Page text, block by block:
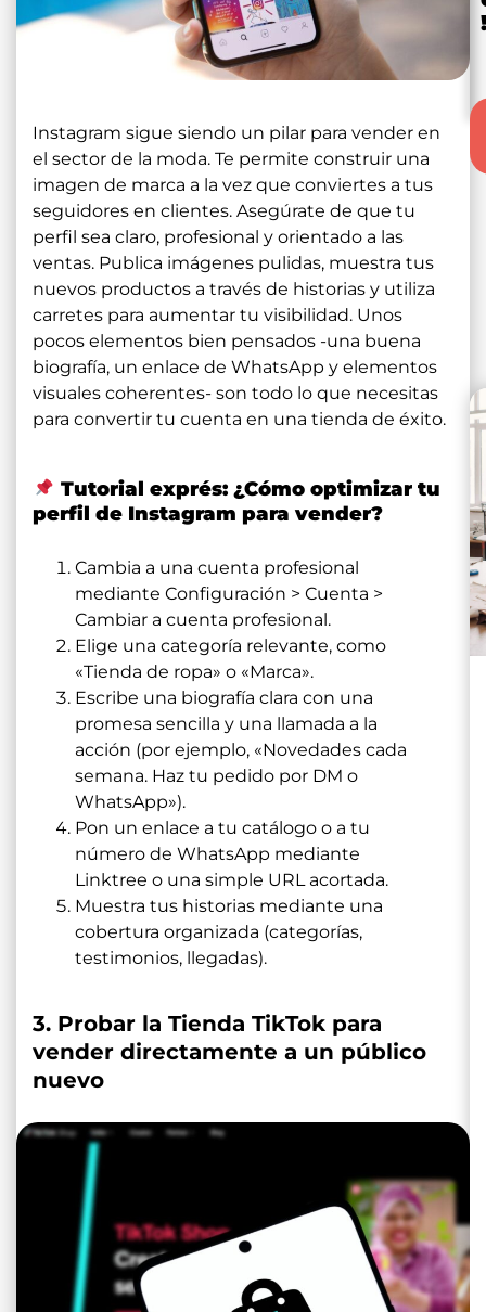
Instagram sigue siendo un pilar para vender en
el sector de la moda. Te permite construir una
imagen de marca a la vez que conviertes a tus
seguidores en clientes. Asegúrate de que tu
perfil sea claro, profesional y orientado a las
ventas. Publica imágenes pulidas, muestra tus
nuevos productos a través de historias y utiliza
carretes para aumentar tu visibilidad. Unos
pocos elementos bien pensados -una buena
biografía, un enlace de WhatsApp y elementos
visuales coherentes- son todo lo que necesitas
para convertir tu cuenta en una tienda de éxito.
Tutorial exprés: ¿Cómo optimizar tu
perfil de Instagram para vender?
Cambia a una cuenta profesional
mediante Configuración > Cuenta >
Cambiar a cuenta profesional.
Elige una categoría relevante, como
«Tienda de ropa» o «Marca».
Escribe una biografía clara con una
promesa sencilla y una llamada a la
acción (por ejemplo, «Novedades cada
semana. Haz tu pedido por DM o
WhatsApp»).
Pon un enlace a tu catálogo o a tu
número de WhatsApp mediante
Linktree o una simple URL acortada.
Muestra tus historias mediante una
cobertura organizada (categorías,
testimonios, llegadas).
3. Probar la Tienda TikTok para
vender directamente a un público
nuevo
!